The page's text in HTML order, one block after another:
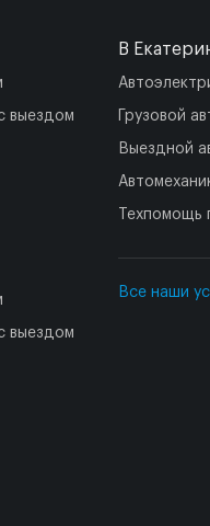
выездом
выездом
В
Грузовой
Выездной
Техпомощь
Все наши